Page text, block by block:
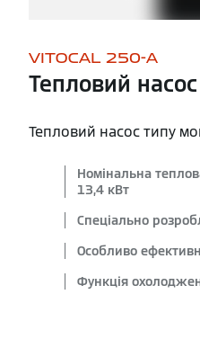
VITOCAL 250-A
Тепловий насос
Тепловий насос типу
Номінальна
13,4 кВт
Спеціально
Особливо
Функція